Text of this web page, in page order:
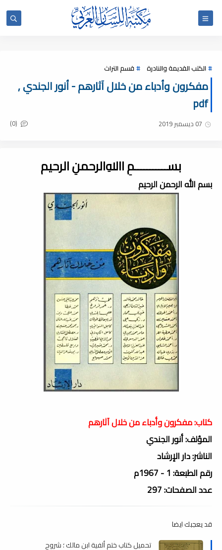
الكتب القديمة والنادرة قسم التراث
مفكرون وأدباء من خلال آثارهم - أنور الجندي ,
pdf
07 ديسمبر 2019 (0)
بســـــــــــمِ اﷲِالرحمنِ الرحيم
بسم الله الرحمن الرحيم
كتاب: مفكرون وأدباء من خلال آثارهم
المؤلف: أنور الجندي
الناشر: دار الإرشاد
رقم الطبعة: 1 - 1967م
عدد الصفحات: 297
قد يعجبك ايضا
تحميل كتاب ختم ألفية ابن مالك ؛ شروح